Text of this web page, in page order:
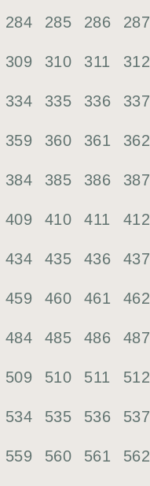
284 285 286 287
309 310 311 312
334 335 336 337
359 360 361 362
384 385 386 387
409 410 411 412
434 435 436 437
459 460 461 462
484 485 486 487
509 510 511 512
534 535 536 537
559 560 561 562